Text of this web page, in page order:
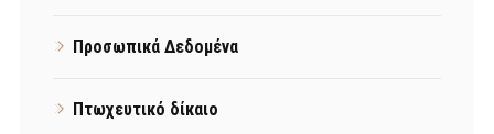
Προσωπικά Δεδομένα
Πτωχευτικό δίκαιο